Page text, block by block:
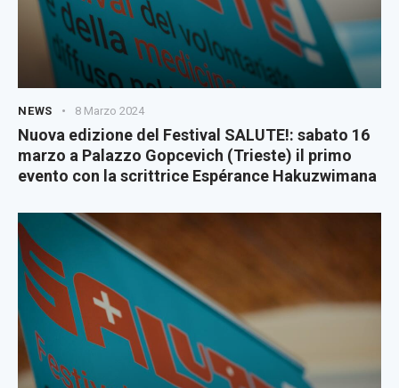
NEWS 8 Marzo 2024
Nuova edizione del Festival SALUTE!: sabato 16
marzo a Palazzo Gopcevich (Trieste) il primo
evento con la scrittrice Espérance Hakuzwimana